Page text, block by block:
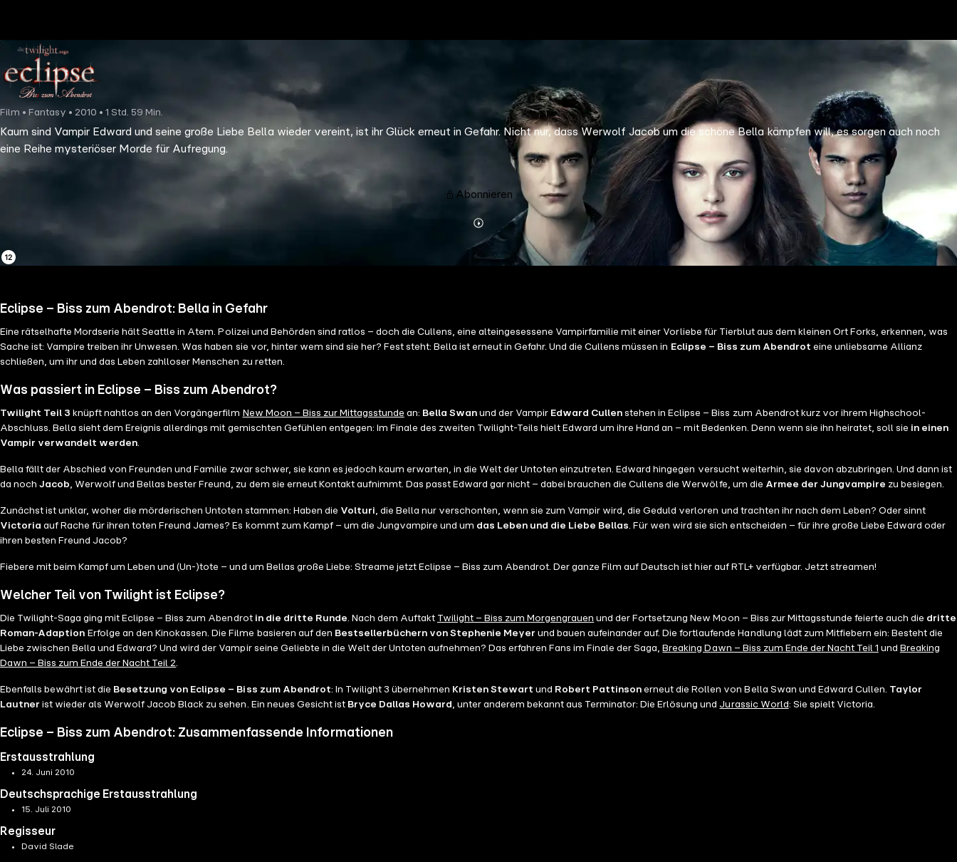
Film • Fantasy • 2010 • 1 Std. 59 Min.
Kaum sind Vampir Edward und seine große Liebe Bella wieder vereint, ist ihr Glück erneut in Gefahr. Nicht nur, dass Werwolf Jacob um die schöne Bella kämpfen will, es sorgen auch noch
eine Reihe mysteriöser Morde für Aufregung.
Abonnieren
Mehr
Details
Eclipse – Biss zum Abendrot: Bella in Gefahr
Eine rätselhafte Mordserie hält Seattle in Atem. Polizei und Behörden sind ratlos – doch die Cullens, eine alteingesessene Vampirfamilie mit einer Vorliebe für Tierblut aus dem kleinen Ort Forks, erkennen, was
Sache ist: Vampire treiben ihr Unwesen. Was haben sie vor, hinter wem sind sie her? Fest steht: Bella ist erneut in Gefahr. Und die Cullens müssen in Eclipse – Biss zum Abendrot eine unliebsame Allianz
schließen, um ihr und das Leben zahlloser Menschen zu retten.
Was passiert in Eclipse – Biss zum Abendrot?
Twilight Teil 3 knüpft nahtlos an den Vorgängerfilm New Moon – Biss zur Mittagsstunde an: Bella Swanund der Vampir Edward Cullen stehen in Eclipse – Biss zum Abendrot kurz vor ihrem Highschool-
Abschluss. Bella sieht dem Ereignis allerdings mit gemischten Gefühlen entgegen: Im Finale des zweiten Twilight-Teils hielt Edward um ihre Hand an – mit Bedenken. Denn wenn sie ihn heiratet, soll sie in einen
Vampir verwandelt werden.
Bella fällt der Abschied von Freunden und Familie zwar schwer, sie kann es jedoch kaum erwarten, in die Welt der Untoten einzutreten. Edward hingegen versucht weiterhin, sie davon abzubringen. Und dann ist
da nochJacob, Werwolf und Bellas bester Freund, zu dem sie erneut Kontakt aufnimmt. Das passt Edward gar nicht – dabei brauchen die Cullens die Werwölfe, um die Armee der Jungvampire zu besiegen.
Zunächst ist unklar, woher die mörderischen Untoten stammen: Haben die Volturi, die Bella nur verschonten, wenn sie zum Vampir wird, die Geduld verloren und trachten ihr nach dem Leben? Oder sinnt
Victoria auf Rache für ihren toten Freund James? Es kommt zum Kampf – um die Jungvampire und um das Leben und die Liebe Bellas. Für wen wird sie sich entscheiden – für ihre große Liebe Edward oder
ihren besten Freund Jacob?
Fiebere mit beim Kampf um Leben und (Un-)tote – und um Bellas große Liebe: Streame jetzt Eclipse – Biss zum Abendrot. Der ganze Film auf Deutsch ist hier auf RTL+ verfügbar. Jetzt streamen!
Welcher Teil von Twilight ist Eclipse?
Die Twilight-Saga ging mit Eclipse – Biss zum Abendrot in die dritte Runde. Nach dem Auftakt Twilight – Biss zum Morgengrauen und der Fortsetzung New Moon – Biss zur Mittagsstunde feierte auch die dritte
Roman-Adaption Erfolge an den Kinokassen. Die Filme basieren auf den Bestsellerbüchern von Stephenie Meyer und bauen aufeinander auf. Die fortlaufende Handlung lädt zum Mitfiebern ein: Besteht die
Liebe zwischen Bella und Edward? Und wird der Vampir seine Geliebte in die Welt der Untoten aufnehmen? Das erfahren Fans im Finale der Saga, Breaking Dawn – Biss zum Ende der Nacht Teil 1 und Breaking
Dawn – Biss zum Ende der Nacht Teil 2.
Ebenfalls bewährt ist die Besetzung von Eclipse – Biss zum Abendrot: In Twilight 3 übernehmen Kristen Stewart und Robert Pattinson erneut die Rollen von Bella Swan und Edward Cullen. Taylor
Lautner ist wieder als Werwolf Jacob Black zu sehen. Ein neues Gesicht ist Bryce Dallas Howard , unter anderem bekannt aus Terminator: Die Erlösung und Jurassic World: Sie spielt Victoria.
Eclipse – Biss zum Abendrot: Zusammenfassende Informationen
Erstausstrahlung
24. Juni 2010
Deutschsprachige Erstausstrahlung
15. Juli 2010
Regisseur
David Slade